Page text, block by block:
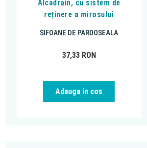
Alcadrain, cu sistem de
reținere a mirosului
SIFOANE DE PARDOSEALA
37,33 RON
Adauga in cos